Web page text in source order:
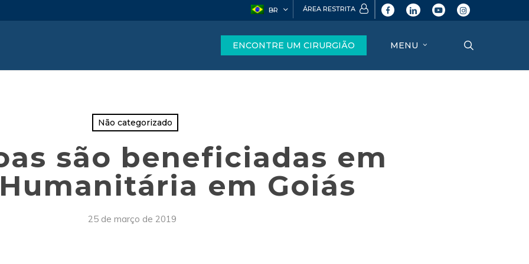
facebooklinkedin youtubeinstagram
ÁREA RESTRITA
BR
ENCONTRE UM CIRURGIÃO MENU
Não categorizado
são beneficiadas em
em Goiás
25 de março de 2019